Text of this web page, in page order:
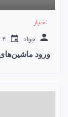
اخبار
جواد
4 سال Ago
ورود